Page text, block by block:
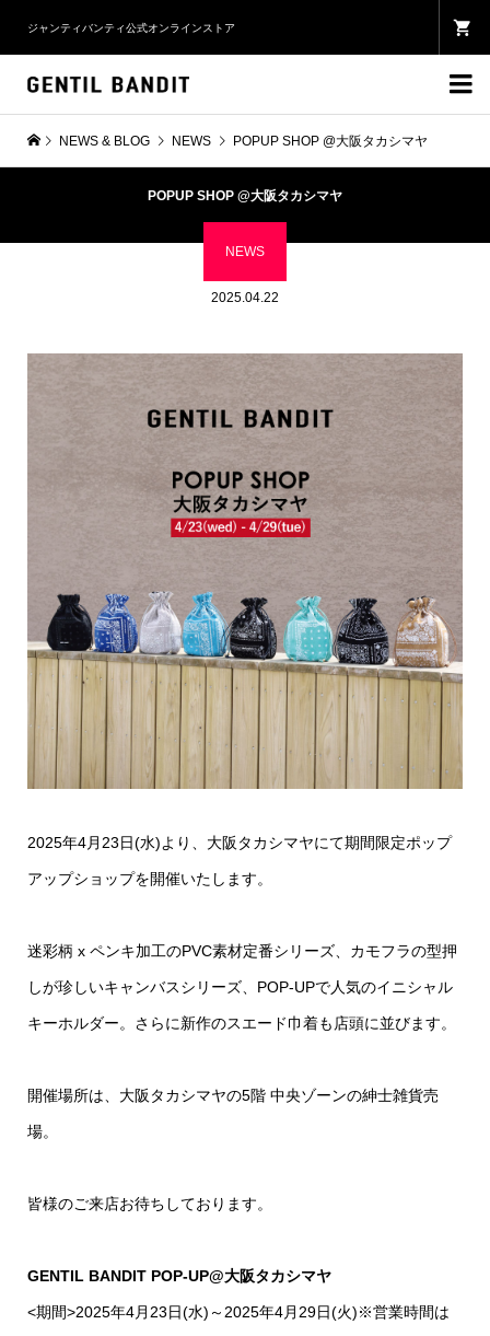
ジャンティバンティ公式オンラインストア

NEWS & BLOG NEWS POPUP SHOP @大阪タカシマヤ
POPUP SHOP @大阪タカシマヤ
NEWS
2025.04.22
2025年4月23日(水)より、大阪タカシマヤにて期間限定ポップ
アップショップを開催いたします。
迷彩柄 x ペンキ加工のPVC素材定番シリーズ、カモフラの型押
しが珍しいキャンバスシリーズ、POP-UPで人気のイニシャル
キーホルダー。さらに新作のスエード巾着も店頭に並びます。
開催場所は、大阪タカシマヤの5階 中央ゾーンの紳士雑貨売
場。
皆様のご来店お待ちしております。
GENTIL BANDIT POP-UP@大阪タカシマヤ
<期間>2025年4月23日(水)～2025年4月29日(火)※営業時間は